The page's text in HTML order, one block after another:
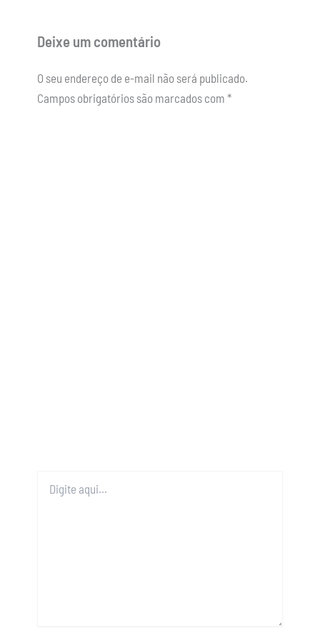
Deixe um comentário
O seu endereço de e-mail não será publicado.
Campos obrigatórios são marcados com *
aqui...